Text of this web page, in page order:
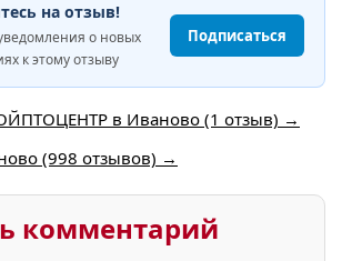
на отзыв!
о новых
к этому отзыву
Подписаться
в Иваново (1 отзыв) →
(998 отзывов) →
комментарий